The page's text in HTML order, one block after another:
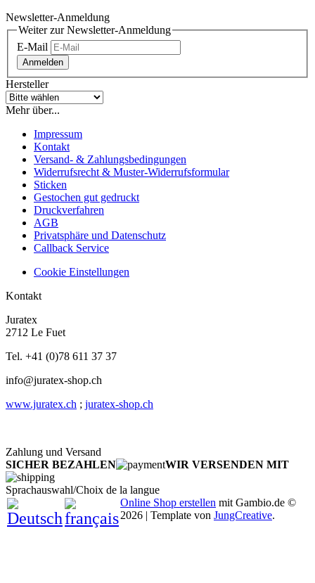
Newsletter-Anmeldung
Weiter zur Newsletter-Anmeldung
E-Mail
Anmelden
Hersteller
Mehr über...
Impressum
Kontakt
Versand- & Zahlungsbedingungen
Widerrufsrecht & Muster-Widerrufsformular
Sticken
Gestochen gut gedruckt
Druckverfahren
AGB
Privatsphäre und Datenschutz
Callback Service
Cookie Einstellungen
Kontakt
Juratex
2712 Le Fuet
Tel. +41 (0)78 611 37 37
info@juratex-shop.ch
www.juratex.ch ; juratex-shop.ch
Zahlung und Versand
SICHER BEZAHLEN
WIR VERSENDEN MIT
Sprachauswahl/Choix de la langue
Online Shop erstellen mit Gambio.de ©
2026 | Template von JungCreative.